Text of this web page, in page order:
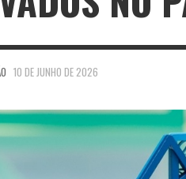
10 DE JUNHO DE 2026